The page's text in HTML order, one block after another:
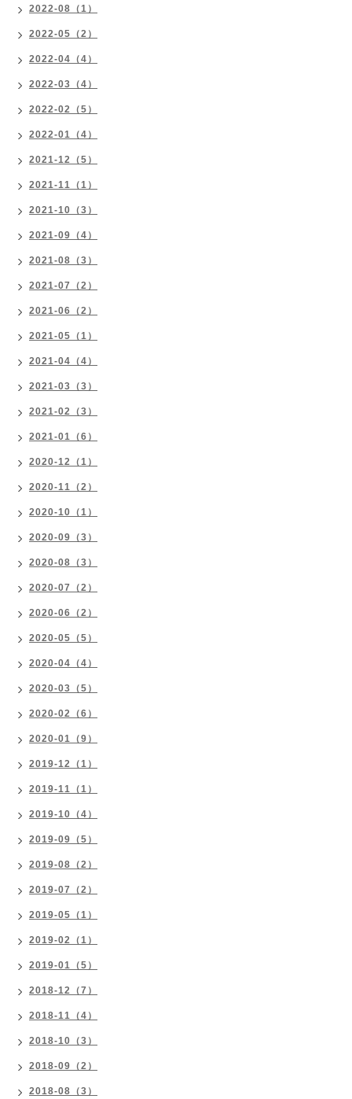
2022-08（1）
2022-05（2）
2022-04（4）
2022-03（4）
2022-02（5）
2022-01（4）
2021-12（5）
2021-11（1）
2021-10（3）
2021-09（4）
2021-08（3）
2021-07（2）
2021-06（2）
2021-05（1）
2021-04（4）
2021-03（3）
2021-02（3）
2021-01（6）
2020-12（1）
2020-11（2）
2020-10（1）
2020-09（3）
2020-08（3）
2020-07（2）
2020-06（2）
2020-05（5）
2020-04（4）
2020-03（5）
2020-02（6）
2020-01（9）
2019-12（1）
2019-11（1）
2019-10（4）
2019-09（5）
2019-08（2）
2019-07（2）
2019-05（1）
2019-02（1）
2019-01（5）
2018-12（7）
2018-11（4）
2018-10（3）
2018-09（2）
2018-08（3）